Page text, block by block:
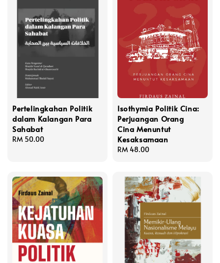
Pertelingkahan Politik
dalam Kalangan Para
Sahabat
Regular
RM 50.00
Isothymia Politik Cina:
Perjuangan Orang
Cina Menuntut
Kesaksamaan
Regular
RM 48.00